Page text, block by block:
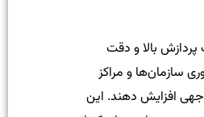
پردازش بالا و دقت
سازمان‌ها و مراکز
افزایش دهند. این